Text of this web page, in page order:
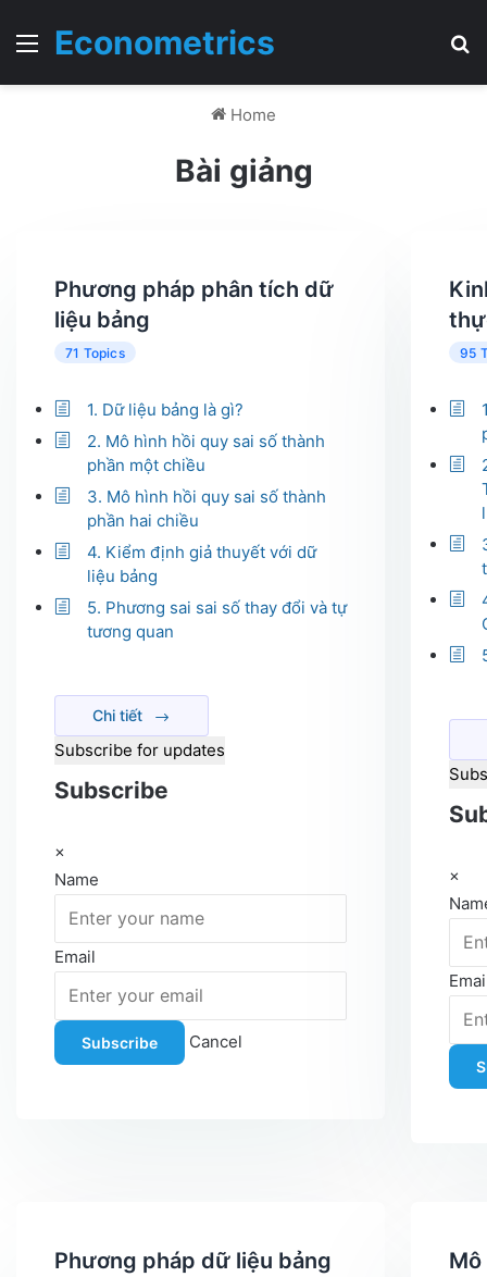
Menu
Econometrics
Home
Bài giảng
Phương pháp phân tích dữ
liệu bảng
71 Topics
1. Dữ liệu bảng là gì?
2. Mô hình hồi quy sai số thành
phần một chiều
3. Mô hình hồi quy sai số thành
phần hai chiều
4. Kiểm định giả thuyết với dữ
liệu bảng
5. Phương sai sai số thay đổi và tự
tương quan
Chi tiết
Subscribe for updates
Subscribe
×
Name
Email
Subscribe Cancel
95
×
Phương pháp dữ liệu bảng